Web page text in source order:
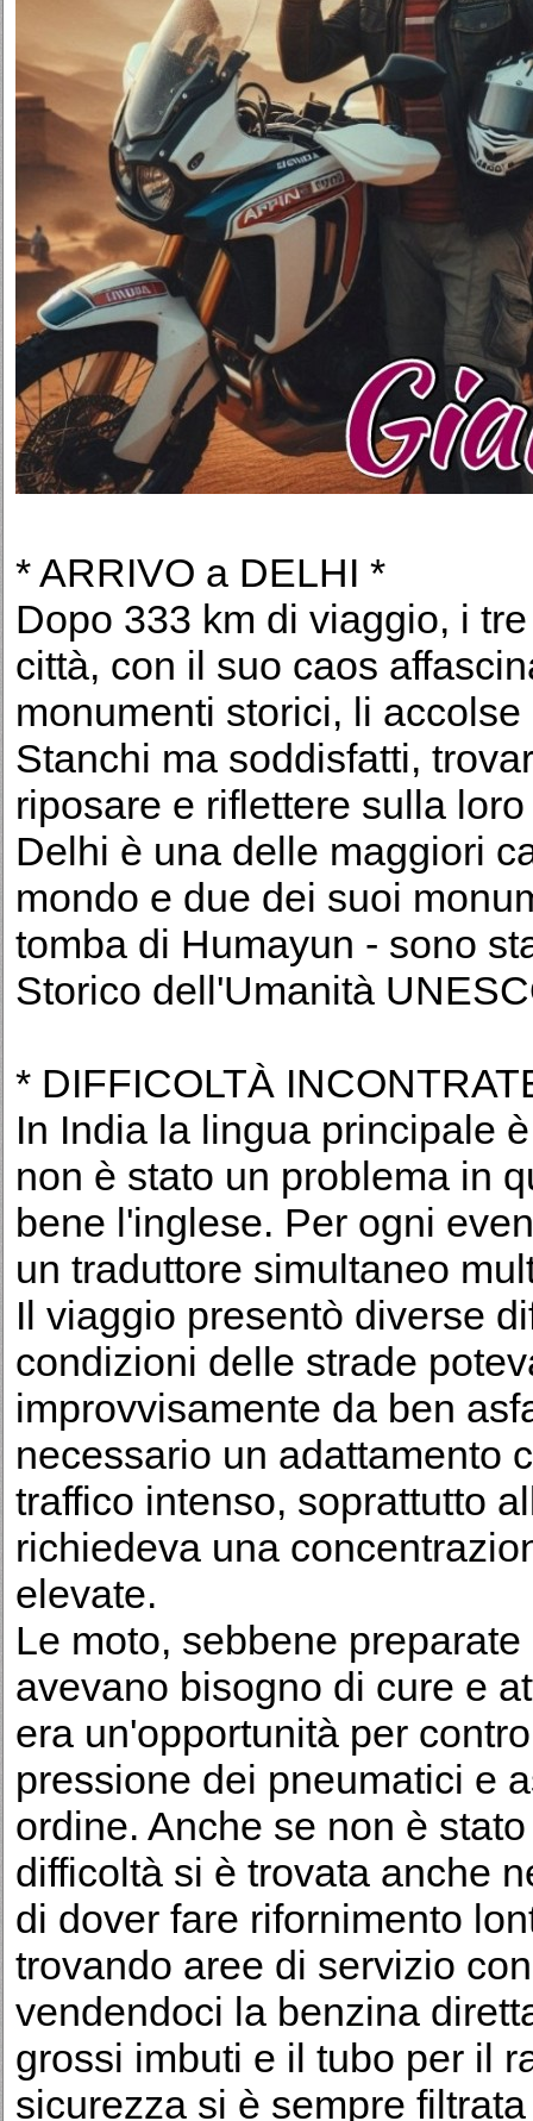
* ARRIVO a DELHI *
Dopo 333 km di viaggio, i
città, con il suo caos
monumenti storici, li
Stanchi ma soddisfatti,
riposare e riflettere sulla
Delhi è una delle maggiori
mondo e due dei suoi
tomba di Humayun - sono
Storico dell'Umanità
* DIFFICOLTÀ
In India la lingua principale
non è stato un problema in
bene l'inglese. Per ogni
un traduttore simultaneo
Il viaggio presentò diverse
condizioni delle strade
improvvisamente da ben
necessario un adattamento
traffico intenso, soprattutto
richiedeva una
elevate.
Le moto, sebbene
avevano bisogno di cure e
era un'opportunità per
pressione dei pneumatici e
ordine. Anche se non è
difficoltà si è trovata anche
di dover fare rifornimento
trovando aree di servizio
vendendoci la benzina
grossi imbuti e il tubo per il
sicurezza si è sempre